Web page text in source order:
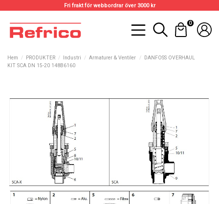
Fri frakt för webbordrar över 3000 kr
0
Hem PRODUKTER Industri Armaturer & Ventiler
DANFOSS OVERHAUL
KIT SCA DN 15-20 148B6160